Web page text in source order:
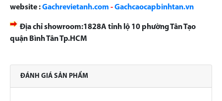
website :Gachrevietanh.com -Gachcaocapbinhtan.vn
Địa chỉ showroom:1828A tỉnh lộ 10 phường Tân Tạo
quận Bình Tân Tp.HCM
ĐÁNH GIÁ SẢN PHẨM